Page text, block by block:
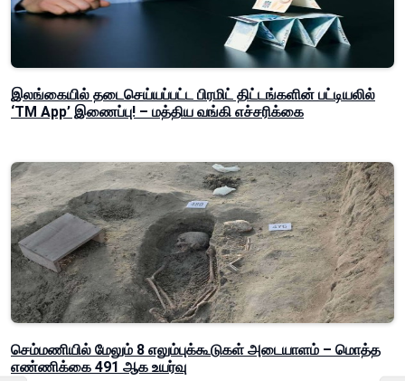
இலங்கையில் தடைசெய்யப்பட்ட பிரமிட் திட்டங்களின் பட்டியலில்
‘TM App’ இணைப்பு! – மத்திய வங்கி எச்சரிக்கை
செம்மணியில் மேலும் 8 எலும்புக்கூடுகள் அடையாளம் – மொத்த
எண்ணிக்கை 491 ஆக உயர்வு